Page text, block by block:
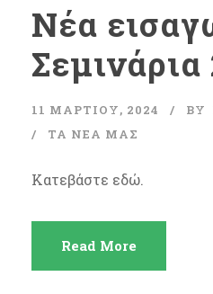
Νέα
Σεμινάρια
11 ΜΑΡΤΊΟΥ, 2024 BY
ΤΑ ΝΈΑ ΜΑΣ
Κατεβάστε εδώ.
Read More